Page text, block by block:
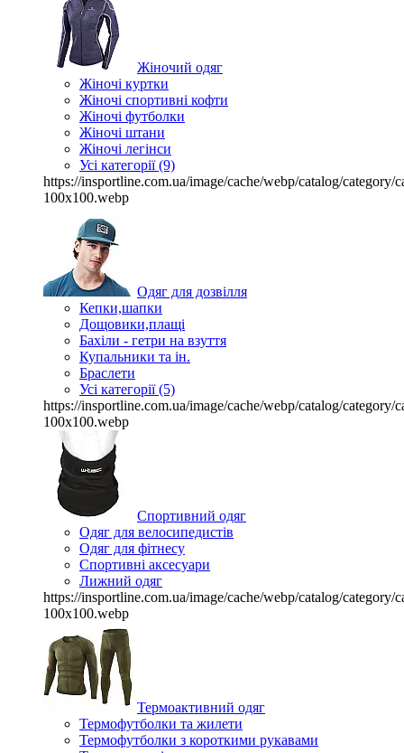
Жіночий одяг
Жіночі куртки
Жіночі спортивні кофти
Жіночі футболки
Жіночі штани
Жіночі легінси
Усі категорії (9)
https://insportline.com.ua/image/cache/webp/catalog/category/
100x100.webp
Одяг для дозвілля
Кепки,шапки
Дощовики,плащі
Бахіли - гетри на взуття
Купальники та ін.
Браслети
Усі категорії (5)
https://insportline.com.ua/image/cache/webp/catalog/category/
100x100.webp
Спортивний одяг
Одяг для велосипедистів
Одяг для фітнесу
Спортивні аксесуари
Лижний одяг
https://insportline.com.ua/image/cache/webp/catalog/category/
100x100.webp
Термоактивний одяг
Термофутболки та жилети
Термофутболки з короткими рукавами